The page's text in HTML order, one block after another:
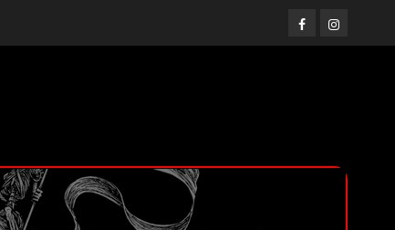
FacebookInstagram